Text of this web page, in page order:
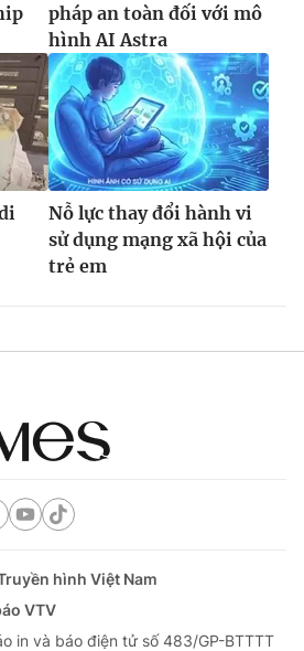
pháp an toàn đối với mô
hình AI Astra
Nỗ lực thay đổi hành vi
sử dụng mạng xã hội của
trẻ em
hình Việt Nam
VTV
in và báo điện tử số 483/GP-BTTTT